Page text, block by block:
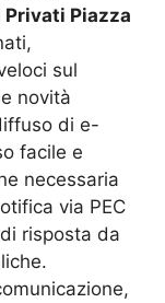
Piazza
sul
novità
di e-
facile e
necessaria
via PEC
risposta da